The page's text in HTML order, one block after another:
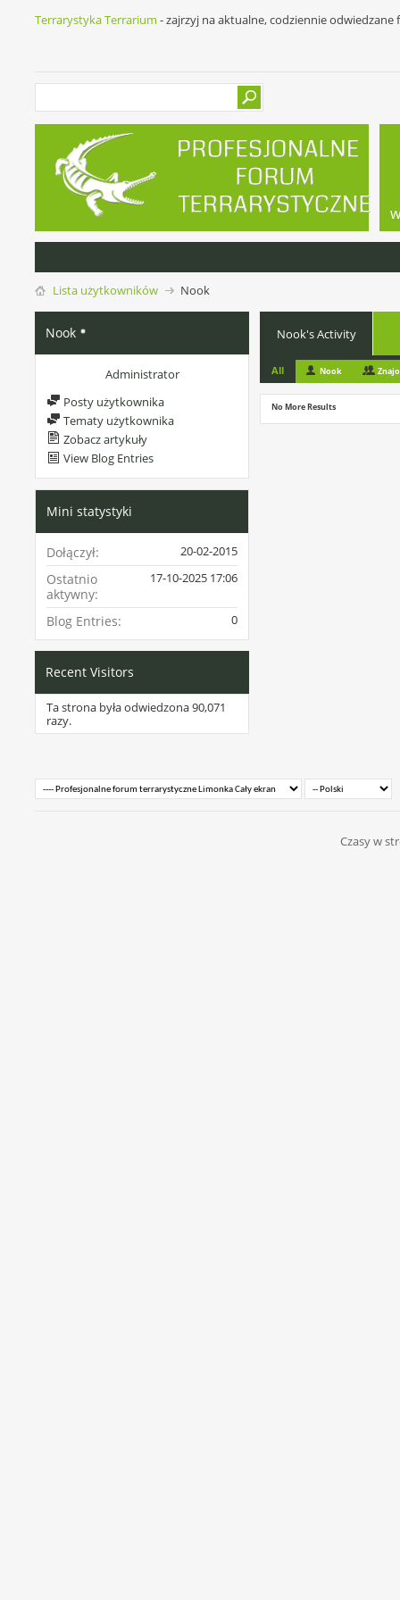
Terrarystyka Terrarium - zajrzyj na aktualne, codziennie
Lista użytkowników Nook
Nook
Administrator
Posty użytkownika
Tematy użytkownika
Zobacz artykuły
View Blog Entries
Mini statystyki
Dołączył 20-02-2015
Ostatnio
aktywny
17-10-2025 17:06
Blog Entries 0
Recent Visitors
Ta strona była odwiedzona90,071
razy.
Nook's Activity
All Nook
No More Results
Czasy w